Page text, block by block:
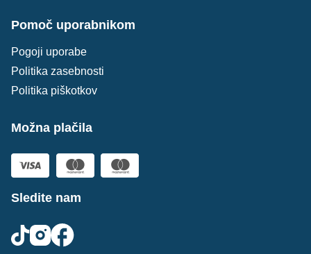
Pomoč uporabnikom
Pogoji uporabe
Politika zasebnosti
Politika piškotkov
Možna plačila
Sledite nam